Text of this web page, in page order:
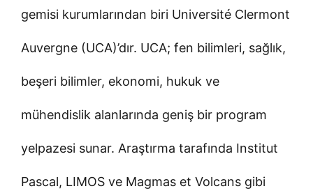
gemisi kurumlarından biri Université Clermont
Auvergne (UCA)’dır. UCA; fen bilimleri, sağlık,
beşeri bilimler, ekonomi, hukuk ve
mühendislik alanlarında geniş bir program
yelpazesi sunar. Araştırma tarafında Institut
Pascal, LIMOS ve Magmas et Volcans gibi